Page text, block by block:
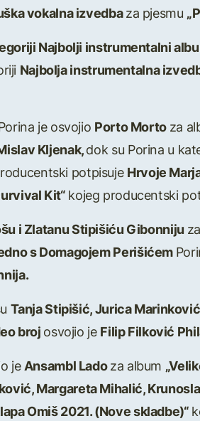
vokalna izvedbaza pjesmu
Najbolji instrumentalni
Najbolja instrumentalna
je osvojio Porto Mortoza
Kljenak,dok su Porina u
potpisujeHrvoje
Kit“kojeg producentski
i Zlatanu Stipišiću Gibonniju
s Domagojem Perišićem
Tanja Stipišić, Jurica
brojosvojio jeFilip Filković
jeAnsambl Ladoza album
Margareta Mihalić,
Omiš 2021. (Nove skladbe)“